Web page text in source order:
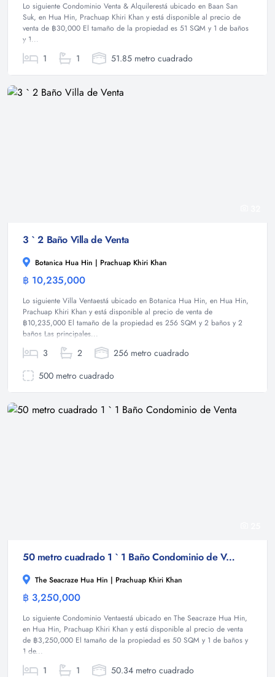
Lo siguiente Condominio Venta & Alquilerestá ubicado en Baan San
Suk, en Hua Hin, Prachuap Khiri Khan y está disponible al precio de
venta de ฿30,000 El tamaño de la propiedad es 51 SQM y 1 de baños
y 1...
1 1 51.85 metro cuadrado
3 ` 2 Baño Villa de Venta
Botanica Hua Hin | Prachuap Khiri Khan
฿ 10,235,000
Lo siguiente Villa Ventaestá ubicado en Botanica Hua Hin, en Hua Hin,
Prachuap Khiri Khan y está disponible al precio de venta de
฿10,235,000 El tamaño de la propiedad es 256 SQM y 2 baños y 2
baños Las principales...
3 2
256 metro cuadrado
500 metro cuadrado
50 metro cuadrado 1 ` 1 Baño Condominio de Venta
The Seacraze Hua Hin | Prachuap Khiri Khan
฿ 3,250,000
Lo siguiente Condominio Ventaestá ubicado en The Seacraze Hua Hin,
en Hua Hin, Prachuap Khiri Khan y está disponible al precio de venta
de ฿3,250,000 El tamaño de la propiedad es 50 SQM y 1 de baños y
1 de...
1 1 50.34 metro cuadrado